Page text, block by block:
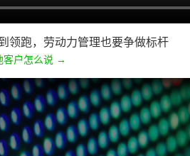
领跑，劳动力管理也要争做标杆
客户怎么说 →